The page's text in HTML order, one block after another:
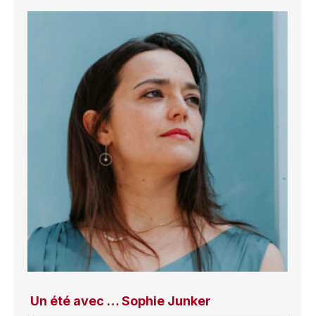
Un été avec … Sophie Junker